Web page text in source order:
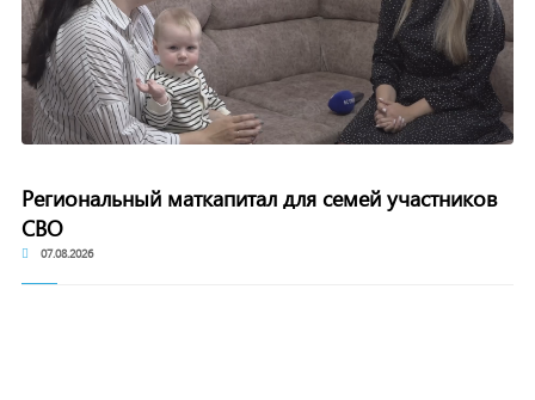
Региональный маткапитал для семей участников
СВО
07.08.2026